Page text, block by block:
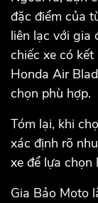
đặc điểm của
liên lạc với gia
chiếc xe có
Honda Air
chọn phù hợp.
Tóm lại, khi
xác định rõ
xe để lựa chọn
Gia Bảo Moto